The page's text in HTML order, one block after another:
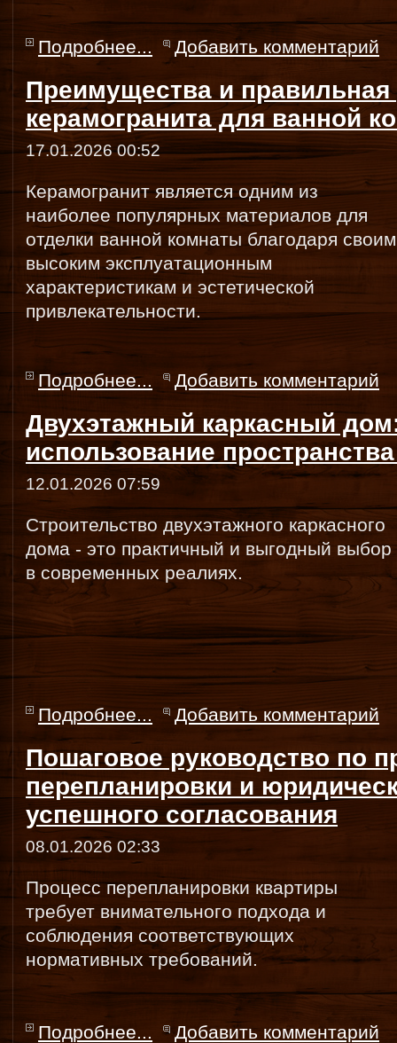
Подробнее... Добавить комментарий
Преимущества и правильная
керамогранита для ванной
17.01.2026 00:52
Керамогранит является одним из
наиболее популярных материалов для
отделки ванной комнаты благодаря своим
высоким эксплуатационным
характеристикам и эстетической
привлекательности.
Подробнее... Добавить комментарий
Двухэтажный каркасный
использование
12.01.2026 07:59
Строительство двухэтажного каркасного
дома - это практичный и выгодный выбор
в современных реалиях.
Подробнее... Добавить комментарий
Пошаговое руководство по
перепланировки и
успешного согласования
08.01.2026 02:33
Процесс перепланировки квартиры
требует внимательного подхода и
соблюдения соответствующих
нормативных требований.
Подробнее... Добавить комментарий